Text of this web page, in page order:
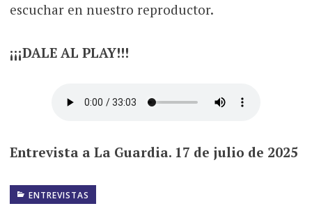
escuchar en nuestro reproductor.
¡¡¡DALE AL PLAY!!!
Entrevista a La Guardia. 17 de julio de 2025
ENTREVISTAS